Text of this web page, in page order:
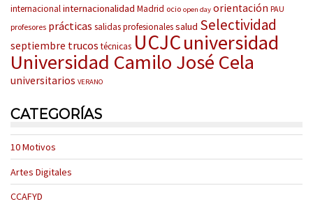
internacionalinternacionalidad Madrid ocio open day orientación PAU
profesores prácticas salidas profesionalessalud Selectividad
septiembre trucos técnicas UCJCuniversidad
Universidad Camilo José Cela
universitarios VERANO
CATEGORÍAS
10 Motivos
Artes Digitales
CCAFYD